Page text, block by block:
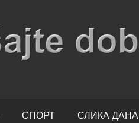
СПОРТ СЛИКА ДАНА